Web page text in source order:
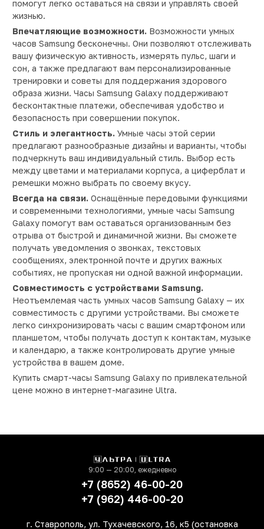
помогут легко оставаться на связи и управлять своей
жизнью.
Впечатляющие возможности. Возможности умных
часов Samsung бесконечны. Они позволяют отслеживать
вашу физическую активность, измерять пульс, шаги и
сон, а также предлагают вам персонализированные
тренировки и советы для поддержания здорового
образа жизни. Часы Samsung Galaxy поддерживают
бесконтактные платежи, обеспечивая удобство и
безопасность при совершении покупок.
Стиль и элегантность. Умные часы этой серии
предлагают разнообразные дизайны и варианты, чтобы
подчеркнуть ваш индивидуальный стиль. Выбор есть
между цветами и материалами корпуса, а циферблат и
ремешки можно выбрать по своему вкусу.
Всегда на связи. Оснащённые передовыми функциями
и современными технологиями, умные часы Samsung
Galaxy помогут вам оставаться организованным без
отрыва от быстрой и динамичной жизни. Вы сможете
получать уведомления о звонках, текстовых
сообщениях, электронной почте и других важных
событиях, не пропуская ни одной важной информации.
Совместимость с устройствами Samsung.
Неотъемлемая часть умных часов Samsung Galaxy — их
совместимость с другими устройствами. Вы сможете
легко синхронизировать часы с вашим смартфоном или
планшетом, чтобы получать доступ к контактам, музыке
и календарю, а также контролировать другие умные
устройства в вашем доме.
Купить смарт-часы Samsung Galaxy по привлекательной
цене можно в интернет-магазине Ultra.
9:00 — 20:00, ежедневно
+7 (8652) 46-00-20
+7 (962) 446-00-20
г. Ставрополь, ул. Тухачевского, 16, к5 (остановка